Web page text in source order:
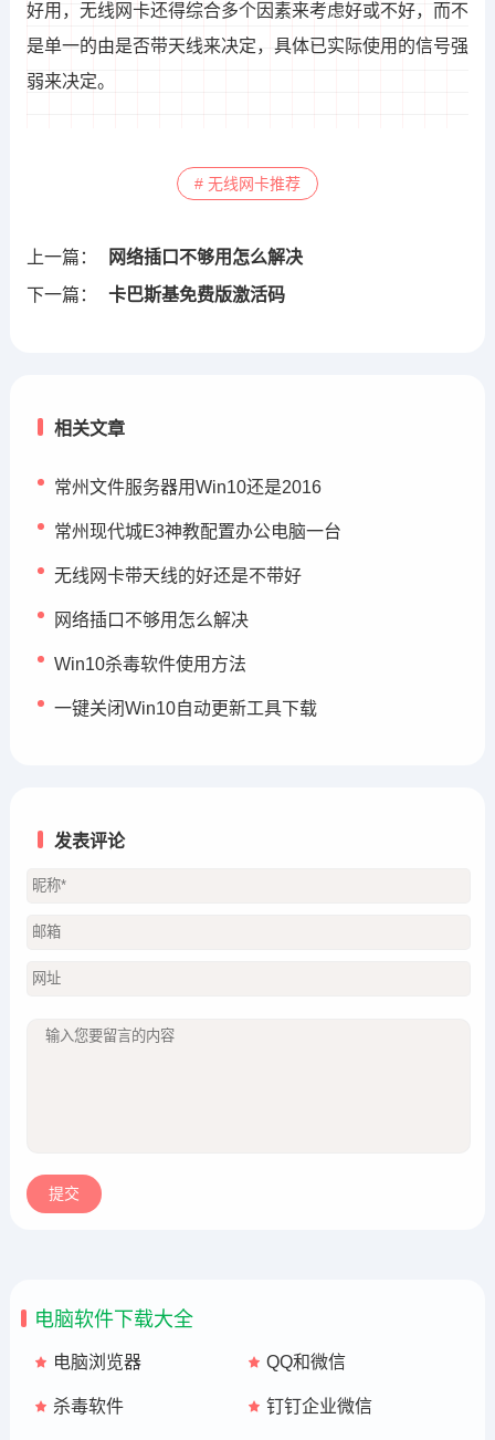
好用，无线网卡还得综合多个因素来考虑好或不好，而不
是单一的由是否带天线来决定，具体已实际使用的信号强
弱来决定。
# 无线网卡推荐
上一篇：
网络插口不够用怎么解决
下一篇：
卡巴斯基免费版激活码
相关文章
常州文件服务器用Win10还是2016
常州现代城E3神教配置办公电脑一台
无线网卡带天线的好还是不带好
网络插口不够用怎么解决
Win10杀毒软件使用方法
一键关闭Win10自动更新工具下载
发表评论
电脑软件下载大全
电脑浏览器 QQ和微信
杀毒软件 钉钉企业微信